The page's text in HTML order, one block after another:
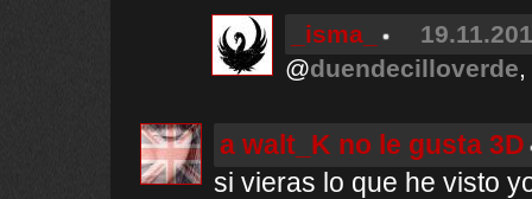
_isma_
@duendecilloverde
a walt_K no le gusta 3D
si vieras lo que he visto